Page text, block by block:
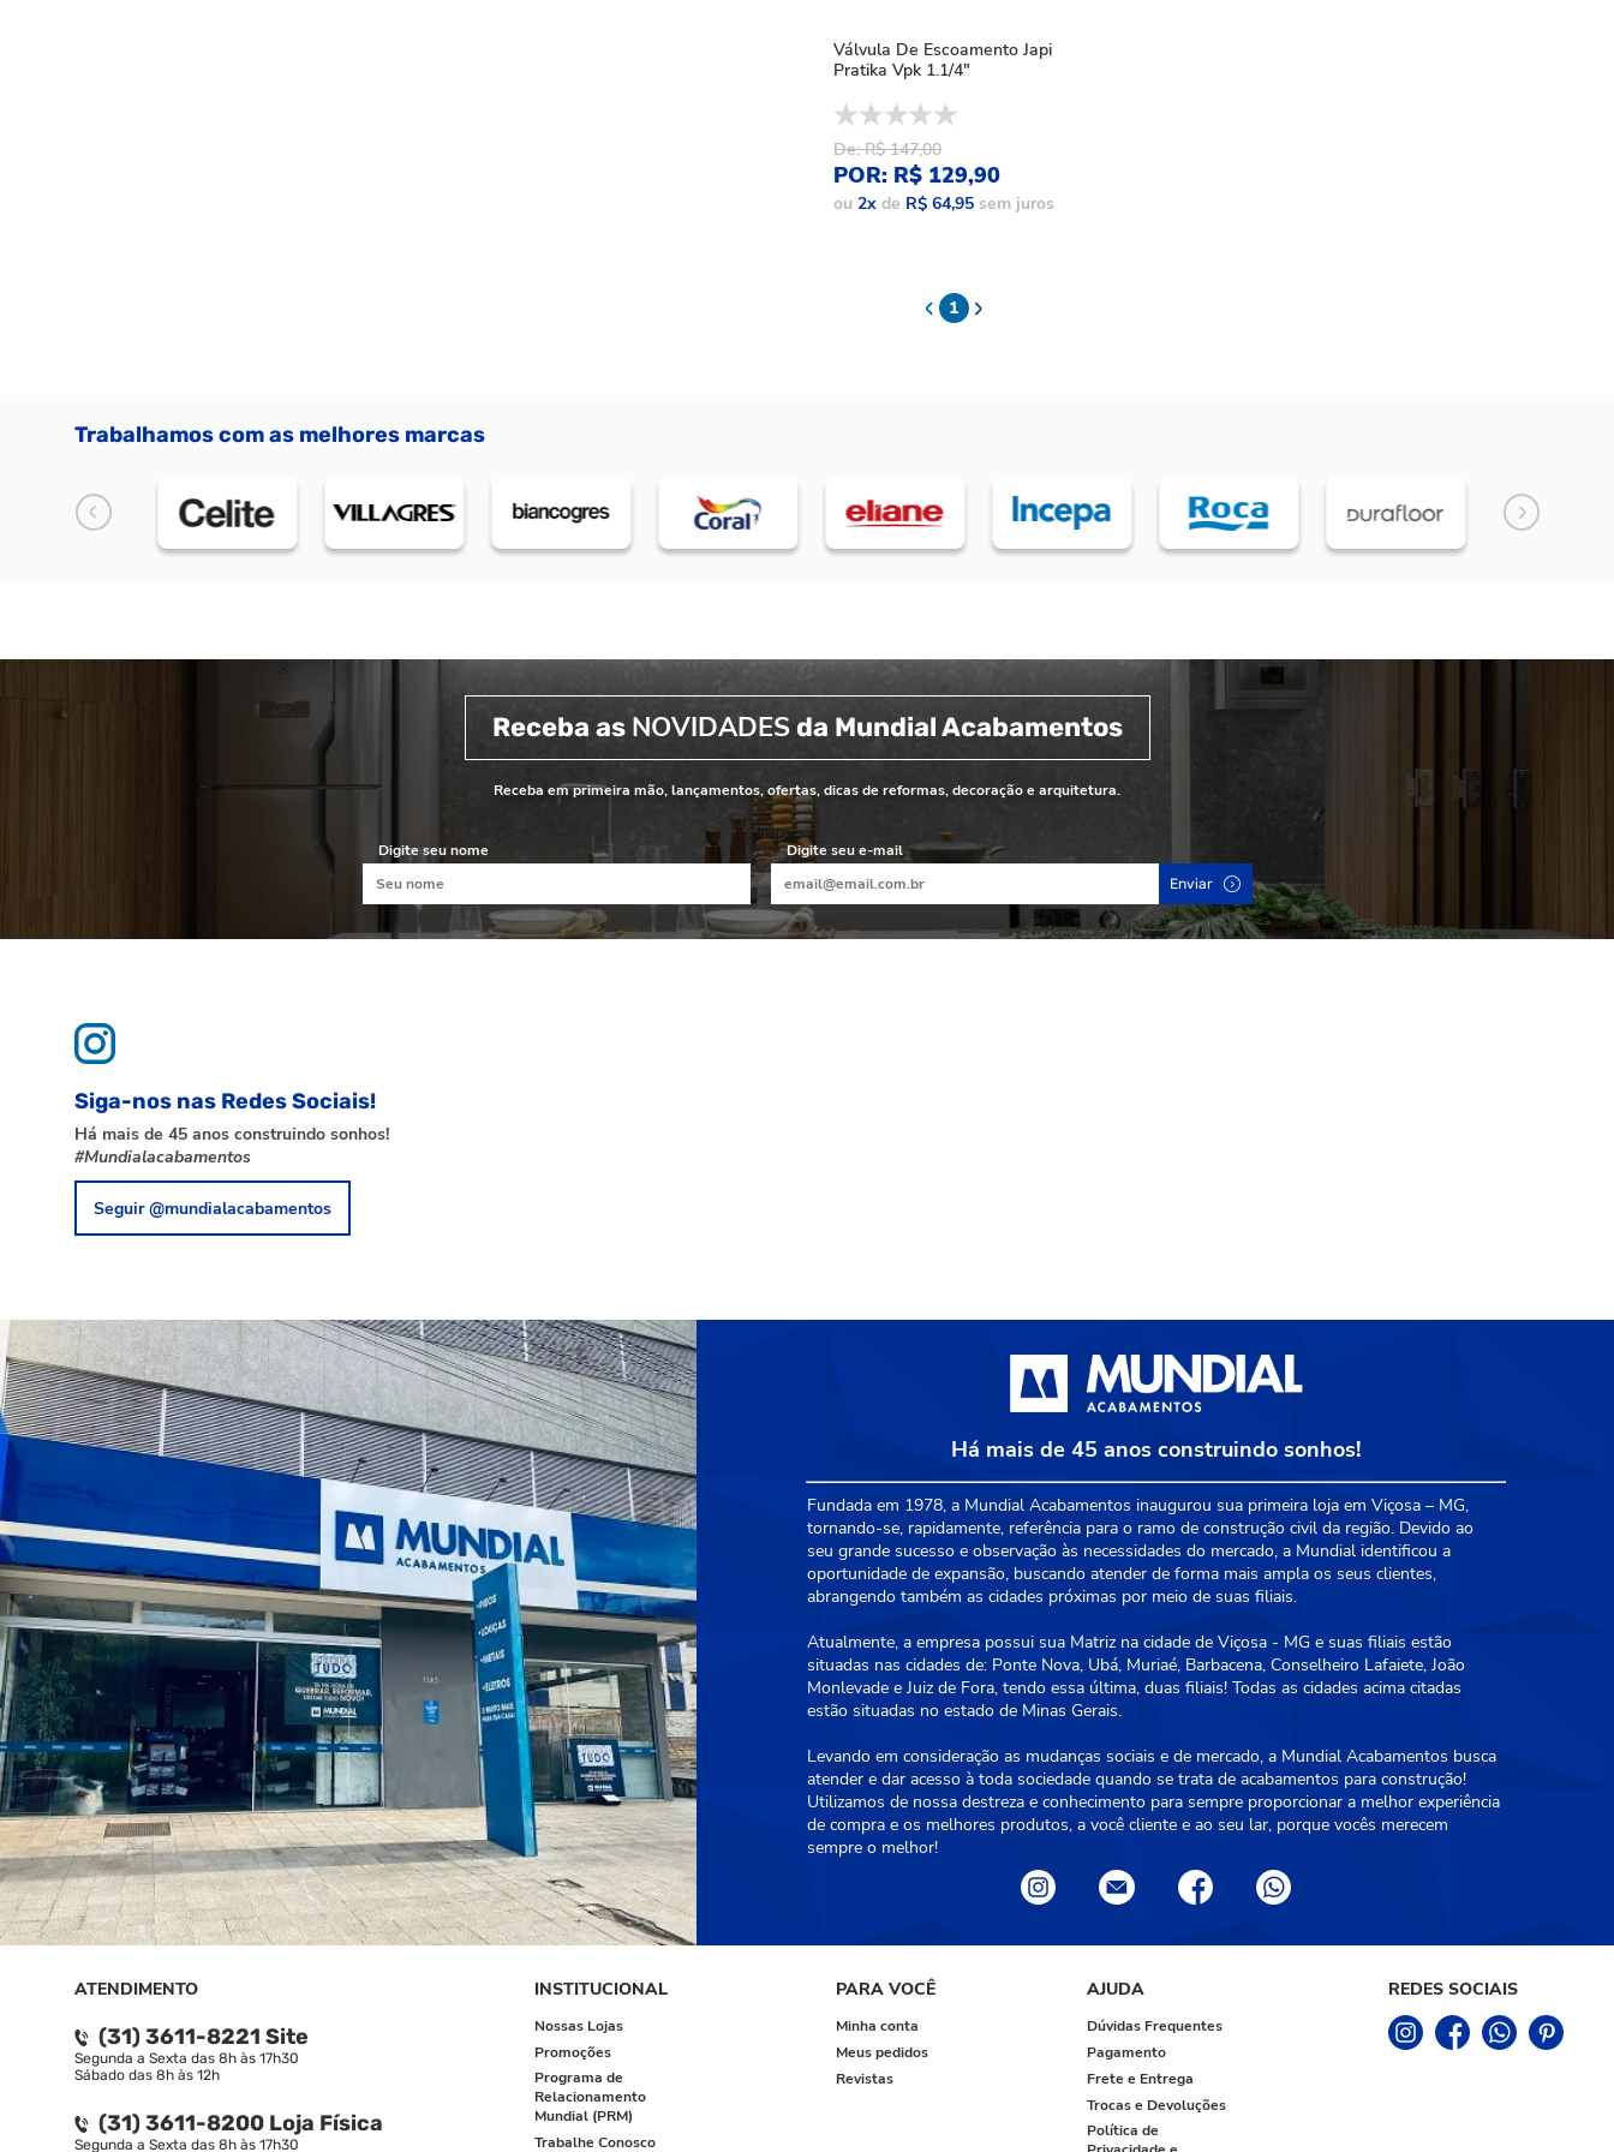
Válvula De Escoamento Japi
Pratika Vpk 1.1/4"
De: R$ 147,00
POR: R$ 129,90
ou 2x de R$ 64,95 sem juros
1
Trabalhamos com as melhores marcas
Receba asNOVIDADES da Mundial Acabamentos
Receba em primeira mão, lançamentos, ofertas, dicas de reformas, decoração e arquitetura.
Digite seu nome Digite seu e-mail
Enviar
Siga-nos nas Redes Sociais!
Há mais de 45 anos construindo sonhos!
#Mundialacabamentos
Seguir @mundialacabamentos
Há mais de 45 anos construindo sonhos!
Fundada em 1978, a Mundial Acabamentos inaugurou sua primeira loja em Viçosa – MG,
tornando-se, rapidamente, referência para o ramo de construção civil da região. Devido ao
seu grande sucesso e observação às necessidades do mercado, a Mundial identificou a
oportunidade de expansão, buscando atender de forma mais ampla os seus clientes,
abrangendo também as cidades próximas por meio de suas filiais.
Atualmente, a empresa possui sua Matriz na cidade de Viçosa - MG e suas filiais estão
situadas nas cidades de: Ponte Nova, Ubá, Muriaé, Barbacena, Conselheiro Lafaiete, João
Monlevade e Juiz de Fora, tendo essa última, duas filiais! Todas as cidades acima citadas
estão situadas no estado de Minas Gerais.
Levando em consideração as mudanças sociais e de mercado, a Mundial Acabamentos busca
atender e dar acesso à toda sociedade quando se trata de acabamentos para construção!
Utilizamos de nossa destreza e conhecimento para sempre proporcionar a melhor experiência
de compra e os melhores produtos, a você cliente e ao seu lar, porque vocês merecem
sempre o melhor!
ATENDIMENTO
(31) 3611-8221 Site
Segunda a Sexta das 8h às 17h30
Sábado das 8h às 12h
(31) 3611-8200 Loja Física
Segunda a Sexta das 8h às 17h30
INSTITUCIONAL
Nossas Lojas
Promoções
Programa de
Relacionamento
Mundial (PRM)
Trabalhe Conosco
PARA VOCÊ
Minha conta
Meus pedidos
Revistas
AJUDA
Dúvidas Frequentes
Pagamento
Frete e Entrega
Trocas e Devoluções
Política de
REDES SOCIAIS